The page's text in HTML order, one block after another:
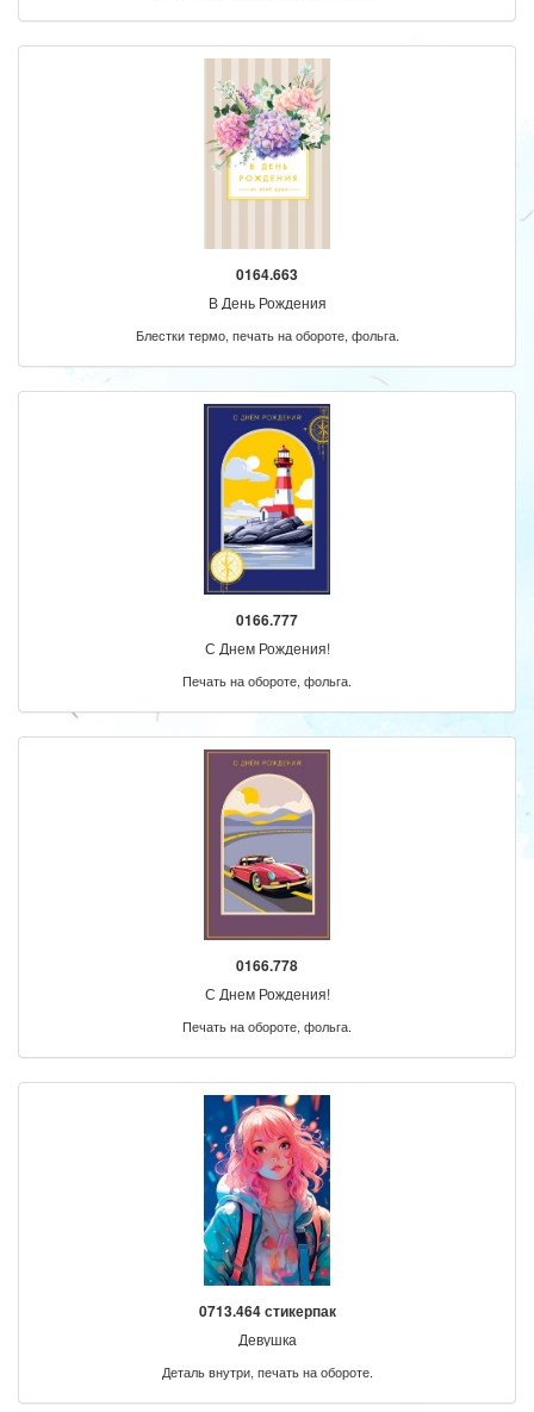
0164.663
В День Рождения
Блестки термо, печать на обороте, фольга.
0166.777
С Днем Рождения!
Печать на обороте, фольга.
0166.778
С Днем Рождения!
Печать на обороте, фольга.
0713.464 стикерпак
Девушка
Деталь внутри, печать на обороте.